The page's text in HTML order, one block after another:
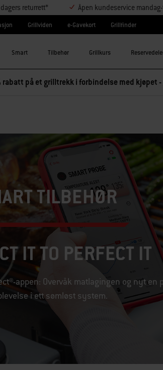
returrett* Åpen kundeservice
Grillviden e-Gavekort Grillfinder
Smart Tilbehør Grillkurs
rabatt på et grilltrekk i forbindelse med kjøpet -
TILBEHØR
IT TO PERFECT IT
appen: Overvåk matlagingen og nyt en
i ett sømløst system.